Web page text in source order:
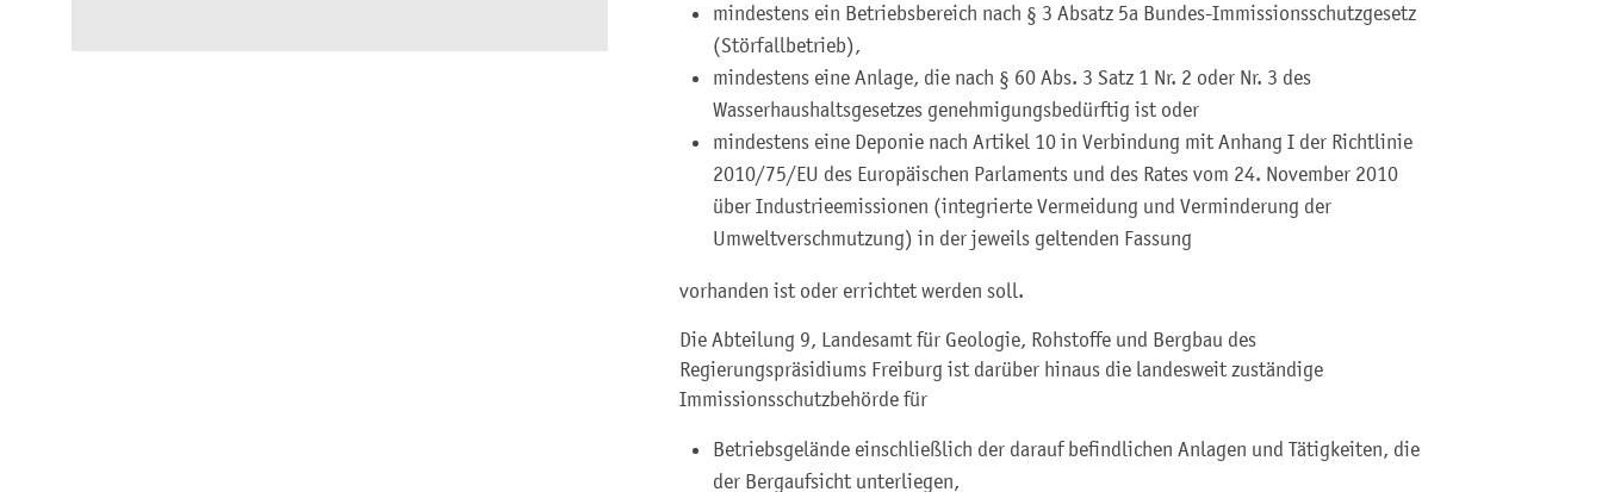
mindestens ein Betriebsbereich nach § 3 Absatz 5a Bundes-Immissionsschutzgesetz
(Störfallbetrieb),
mindestens eine Anlage, die nach § 60 Abs. 3 Satz 1 Nr. 2 oder Nr. 3 des
Wasserhaushaltsgesetzes genehmigungsbedürftig ist oder
mindestens eine Deponie nach Artikel 10 in Verbindung mit Anhang I der Richtlinie
2010/75/EU des Europäischen Parlaments und des Rates vom 24. November 2010
über Industrieemissionen (integrierte Vermeidung und Verminderung der
Umweltverschmutzung) in der jeweils geltenden Fassung
vorhanden ist oder errichtet werden soll.
Die Abteilung 9, Landesamt für Geologie, Rohstoffe und Bergbau des
Regierungspräsidiums Freiburg ist darüber hinaus die landesweit zuständige
Immissionsschutzbehörde für
Betriebsgelände einschließlich der darauf befindlichen Anlagen und Tätigkeiten, die
der Bergaufsicht unterliegen,